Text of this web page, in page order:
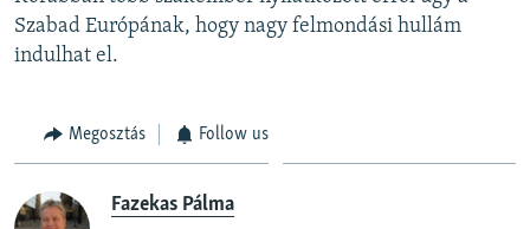
Szabad Európának, hogy nagy felmondási hullám
indulhat el.
Megosztás Follow us
Fazekas Pálma